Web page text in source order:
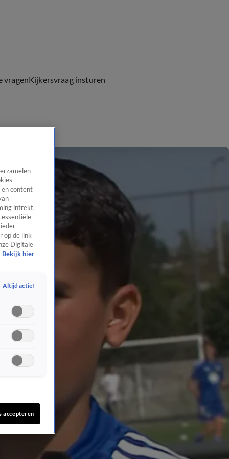
vragenKijkersvraag insturen
en content
intrekt,
op de link
Digitale
Bekijk hier
Altijd actief
accepteren